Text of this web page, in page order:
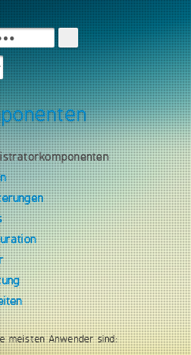
meisten Anwender sind: